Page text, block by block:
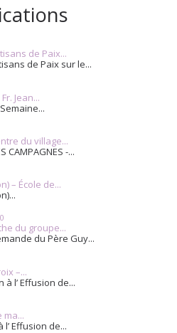
de Paix...
de Paix sur le...
Jean...
du village...
CAMPAGNES -...
– École de...
du groupe...
du Père Guy...
–...
l’ Effusion de...
ma...
Effusion de...